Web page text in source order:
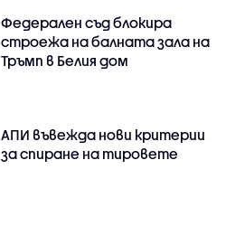
Федерален съд блокира
строежа на балната зала на
Тръмп в Белия дом
АПИ въвежда нови критерии
за спиране на тировете